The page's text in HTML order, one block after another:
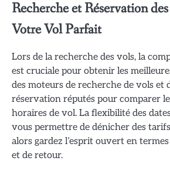
Recherche et Réservation
Votre Vol Parfait
Lors de la recherche des vols, la
est cruciale pour obtenir les
des moteurs de recherche de vols et
réservation réputés pour comparer
horaires de vol. La flexibilité des
vous permettre de dénicher des
alors gardez l’esprit ouvert en
et de retour.